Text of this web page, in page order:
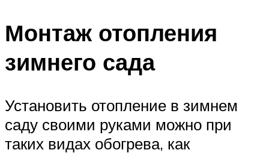
Монтаж отопления
зимнего сада
Установить отопление в зимнем
саду своими руками можно при
таких видах обогрева, как